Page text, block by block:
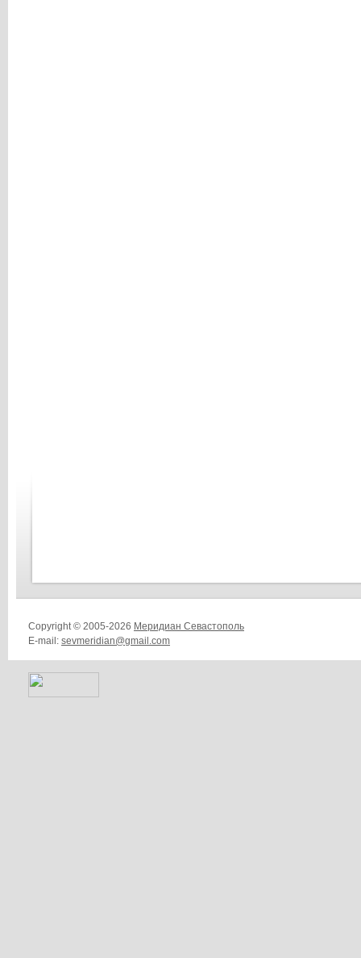
Copyright © 2005-2026 Меридиан Севастополь
E-mail: sevmeridian@gmail.com